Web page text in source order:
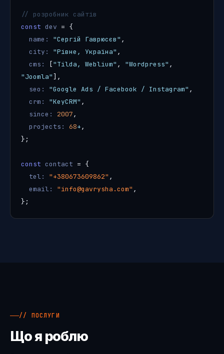
// розробник сайтів
const dev = {
name:
"Сергій Гаврюсєв" ,
city:
"Рівне, Україна" ,
cms:
["Tilda, Weblium" , "Wordpress" ,
"Joomla"],
seo:
"Google Ads / Facebook / Instagram" ,
crm:
"KeyCRM" ,
since:
2007,
projects:
68+,
};
const contact = {
tel:
"+380673609862" ,
email:
"info@gavrysha.com" ,
};
// ПОСЛУГИ
Що я роблю